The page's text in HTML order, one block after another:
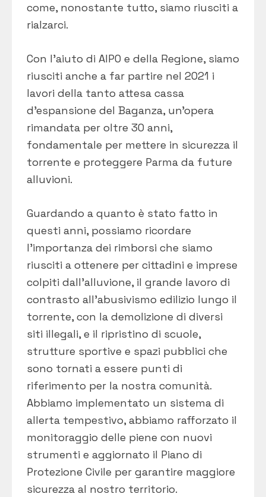
come, nonostante tutto, siamo riusciti a
rialzarci.
Con l’aiuto di AIPO e della Regione, siamo
riusciti anche a far partire nel 2021 i
lavori della tanto attesa cassa
d’espansione del Baganza, un’opera
rimandata per oltre 30 anni,
fondamentale per mettere in sicurezza il
torrente e proteggere Parma da future
alluvioni.
Guardando a quanto è stato fatto in
questi anni, possiamo ricordare
l’importanza dei rimborsi che siamo
riusciti a ottenere per cittadini e imprese
colpiti dall’alluvione, il grande lavoro di
contrasto all’abusivismo edilizio lungo il
torrente, con la demolizione di diversi
siti illegali, e il ripristino di scuole,
strutture sportive e spazi pubblici che
sono tornati a essere punti di
riferimento per la nostra comunità.
Abbiamo implementato un sistema di
allerta tempestivo, abbiamo rafforzato il
monitoraggio delle piene con nuovi
strumenti e aggiornato il Piano di
Protezione Civile per garantire maggiore
sicurezza al nostro territorio.